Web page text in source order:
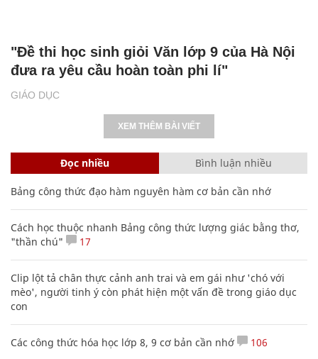
GIÁO DỤC
"Đề thi học sinh giỏi Văn lớp 9 của Hà Nội
đưa ra yêu cầu hoàn toàn phi lí"
XEM THÊM BÀI VIẾT
Đọc nhiều Bình luận nhiều
Bảng công thức đạo hàm nguyên hàm cơ bản cần nhớ
Cách học thuộc nhanh Bảng công thức lượng giác bằng thơ,
"thần chú"
17
Clip lột tả chân thực cảnh anh trai và em gái như 'chó với
mèo', người tinh ý còn phát hiện một vấn đề trong giáo dục
con
Các công thức hóa học lớp 8, 9 cơ bản cần nhớ 106